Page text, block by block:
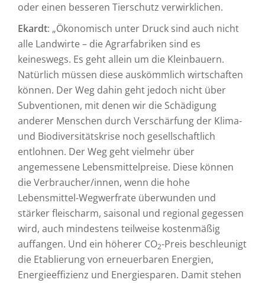
oder einen besseren Tierschutz verwirklichen.
Ekardt: „Ökonomisch unter Druck sind auch nicht
alle Landwirte – die Agrarfabriken sind es
keineswegs. Es geht allein um die Kleinbauern.
Natürlich müssen diese auskömmlich wirtschaften
können. Der Weg dahin geht jedoch nicht über
Subventionen, mit denen wir die Schädigung
anderer Menschen durch Verschärfung der Klima-
und Biodiversitätskrise noch gesellschaftlich
entlohnen. Der Weg geht vielmehr über
angemessene Lebensmittelpreise. Diese können
die Verbraucher/innen, wenn die hohe
Lebensmittel-Wegwerfrate überwunden und
stärker fleischarm, saisonal und regional gegessen
wird, auch mindestens teilweise kostenmäßig
auffangen. Und ein höherer CO2-Preis beschleunigt
die Etablierung von erneuerbaren Energien,
Energieeffizienz und Energiesparen. Damit stehen